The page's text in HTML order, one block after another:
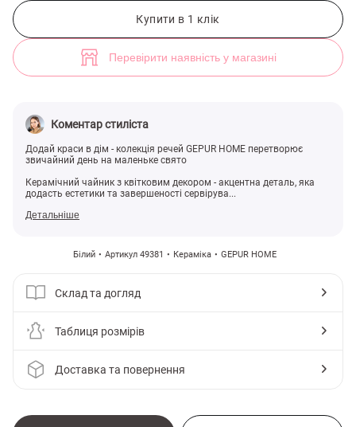
Купити в 1 клік
Перевірити наявність у магазині
Коментар стиліста
Додай краси в дім - колекція речей GEPUR HOME перетворює
звичайний день на маленьке свято
Керамічний чайник з квітковим декором - акцентна деталь, яка
додасть естетики та завершеності сервірува...
Детальніше
Білий Артикул 49381 Кераміка GEPUR HOME
Склад та догляд
Таблиця розмірів
Доставка та повернення
Керамічний чайник з квітковим декором (арт. 49381) ♡ інтернет-